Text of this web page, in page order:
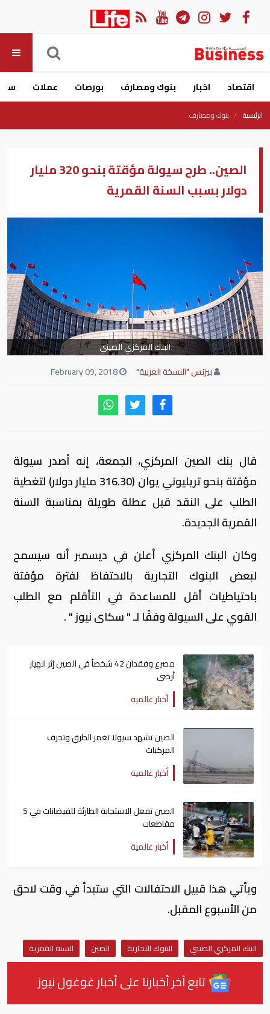
اقتصاد اخبار بنوك ومصارف بورصات عملات
الرئيسية بنوك ومصارف
الصين.. طرح سيولة مؤقتة بنحو 320 مليار
دولار بسبب السنة القمرية
البنك المركزي الصيني
بيزنس "النسخة العربية"
February 09, 2018
قال بنك الصين المركزي، الجمعة، إنه أصدر سيولة
مؤقتة بنحو تريليوني يوان (316.30 مليار دولار) لتغطية
الطلب على النقد قبل عطلة طويلة بمناسبة السنة
القمرية الجديدة.
وكان البنك المركزي أعلن في ديسمبر أنه سيسمح
لبعض البنوك التجارية بالاحتفاظ لفترة مؤقتة
باحتياطيات أقل للمساعدة في التأقلم مع الطلب
القوي على السيولة وفقًا لـ " سكاى نيوز " .
مصرع وفقدان 42 شخصاً في الصين إثر انهيار
أرضي
أخبار عالمية
الصين تشهد سيولا تغمر الطرق وتجرف
المركبات
أخبار عالمية
الصين تفعل الاستجابة الطارئة للفيضانات في 5
مقاطعات
أخبار عالمية
ويأتي هذا قبيل الاحتفالات التي ستبدأ في وقت لاحق
من الأسبوع المقبل.
البنك المركزي الصيني البنوك التجارية الصين السنة القمرية
تابع آخر أخبارنا على أخبار غوغول نيوز